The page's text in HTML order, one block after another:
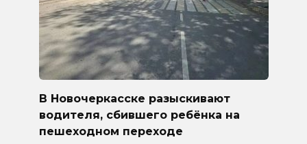
В Новочеркасске разыскивают
водителя, сбившего ребёнка на
пешеходном переходе